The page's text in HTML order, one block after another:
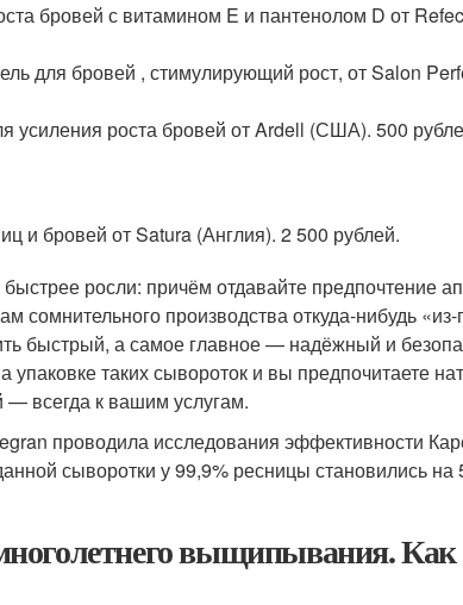
бровей с витамином E и пантенолом D от
для бровей , стимулирующий рост, от Salon
усиления роста бровей от Ardell (США). 500
и бровей от Satura (Англия). 2 500 рублей.
росли: причём отдавайте предпочтение
сомнительного производства откуда-нибудь
быстрый, а самое главное — надёжный и
таких сывороток и вы предпочитаете
— всегда к вашим услугам.
проводила исследования эффективности
сыворотки у 99,9% ресницы становились на
выщипывания. Как